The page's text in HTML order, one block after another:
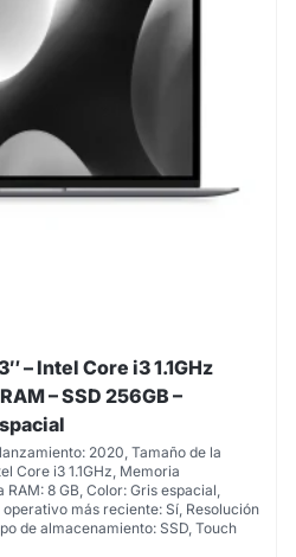
– Intel Core i3 1.1GHz
– SSD 256GB –
2020, Tamaño de la
Core i3 1.1GHz, Memoria
8 GB, Color: Gris espacial,
más reciente: Sí, Resolución
de almacenamiento: SSD, Touch